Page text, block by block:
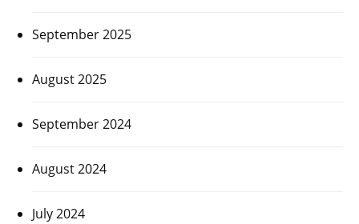
September 2025
August 2025
September 2024
August 2024
July 2024